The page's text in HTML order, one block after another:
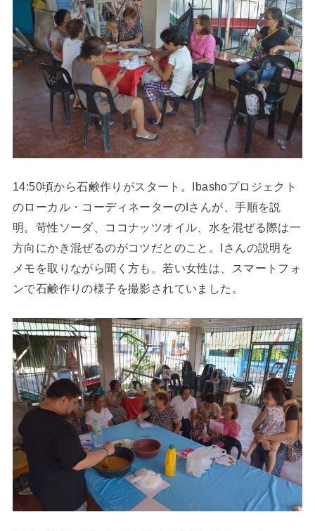
14:50頃から石鹸作りがスタート。Ibashoプロジェクト
のローカル・コーディネーターのIさんが、手順を説
明。苛性ソーダ、ココナッツオイル、水を混ぜる際は一
方向にかき混ぜるのがコツだとのこと。Iさんの説明を
メモを取りながら聞く方も。若い女性は、スマートフォ
ンで石鹸作りの様子を撮影されていました。